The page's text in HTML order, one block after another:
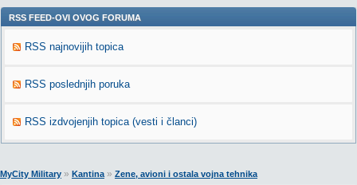
RSS FEED-OVI OVOG FORUMA
RSS najnovijih topica
RSS poslednjih poruka
RSS izdvojenjih topica (vesti i članci)
MyCity Military » Kantina» Zene, avioni i ostala vojna tehnika